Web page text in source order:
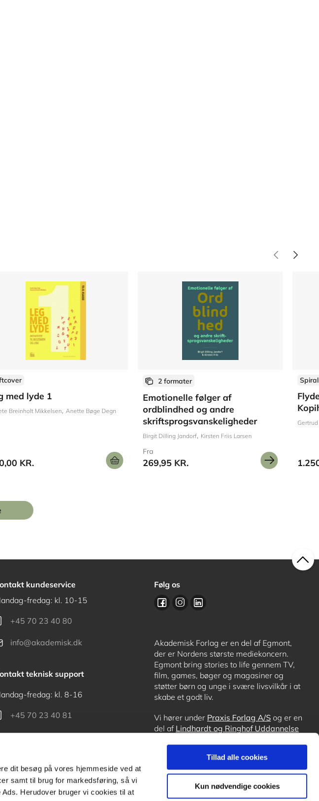
dit besøg på vores hjemmeside ved at
samt til brug for markedsføring, så vi
Herudover bruger vi cookies til at
Tillad alle cookies
Kun nødvendige cookies
med lyde 1
Breinholt Mikkelsen Anette Bøge Degn
KR.
2 formater
Emotionelle følger af
ordblindhed og andre
skriftsprogsvanskeligheder
Birgit Dilling Jandorf Kirsten Friis Larsen
Fra
269,95 KR.
Spiral
kundeservice
fredag: kl. 10-15
+45 70 23 40 80
info@akademisk.dk
teknisk support
fredag: kl. 8-16
+45 70 23 40 81
Følg os
Akademisk Forlag er en del af Egmont,
der er Nordens største mediekoncern.
Egmont bring stories to life gennem TV,
film, games, bøger og magasiner og
støtter børn og unge i svære livsvilkår i at
skabe et godt liv.
Vi hører under Praxis Forlag A/S og er en
del af Lindhardt og Ringhof Uddannelse
OrdblindetræningogForstå.dk.